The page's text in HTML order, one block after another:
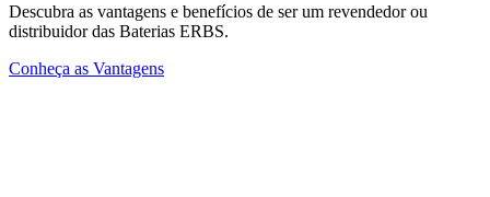
Descubra as vantagens e benefícios de ser um revendedor ou
distribuidor das Baterias ERBS.
Conheça as Vantagens